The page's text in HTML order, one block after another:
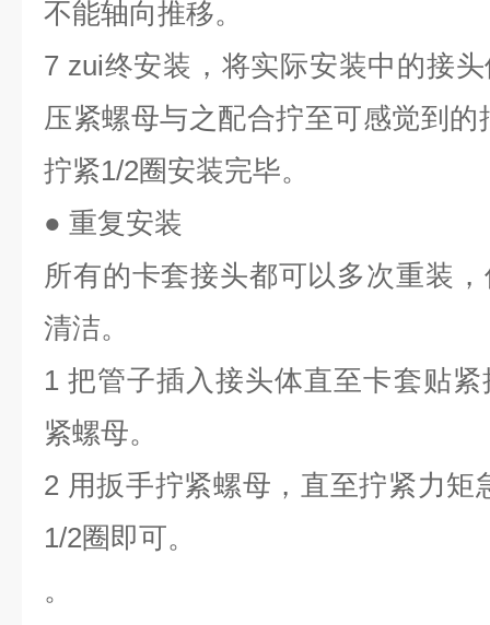
不能轴向推移。
7 zui终安装，将实际安装中的接
压紧螺母与之配合拧至可感觉到
拧紧1/2圈安装完毕。
● 重复安装
所有的卡套接头都可以多次重装
清洁。
1 把管子插入接头体直至卡套贴
紧螺母。
2 用扳手拧紧螺母，直至拧紧力矩
1/2圈即可。
。